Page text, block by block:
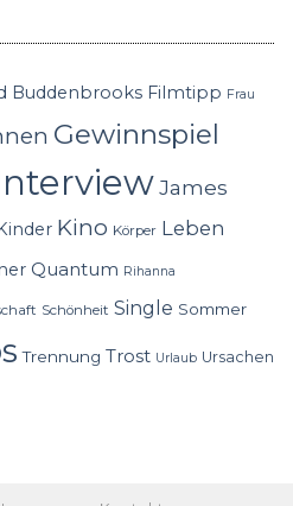
Buddenbrooks Filmtipp Frau
Gewinnspiel
James
Kinder Kino Körper Leben
Quantum Rihanna
Schönheit Single Sommer
Trennung Trost Urlaub Ursachen